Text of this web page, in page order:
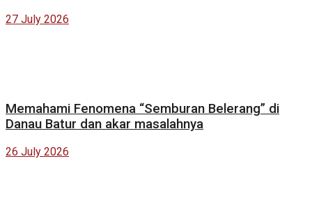
27 July 2026
Memahami Fenomena “Semburan Belerang” di
Danau Batur dan akar masalahnya
26 July 2026